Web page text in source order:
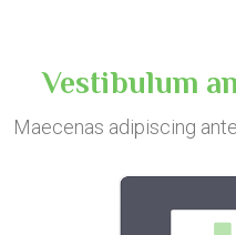
Vestibulum
Maecenas adipiscing